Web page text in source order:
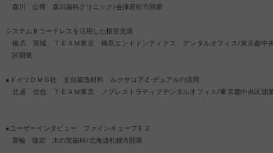
森川 公博 森川歯科クリニック/会津若松市開業
システムＢコードレスを活用した根管充填
橋爪 英城 ＴＥＡＭ東京 橋爪エンドドンティクス デンタルオフィス/東京都中
区開業
●ドイツＤＭＧ社 支台築造材料 ルクサコアＺ-デュアルの活用
北原 信也 ＴＥＡＭ東京 ノブレストラティブデンタルオフィス/東京都中央区開
●ユーザーインタビュー ファインキューブＥ２
蓑輪 隆宏 木の実歯科/北海道札幌市開業